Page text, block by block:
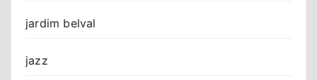
jardim belval
jazz